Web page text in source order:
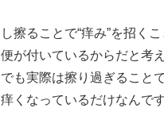
擦ることで“痒み”を招くこ
が付いているからだと考
も実際は擦り過ぎること
くなっているだけなんです